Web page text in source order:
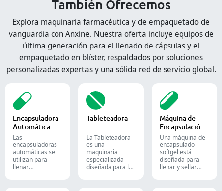
También Ofrecemos
Explora maquinaria farmacéutica y de empaquetado de
vanguardia con Anxine. Nuestra oferta incluye equipos de
última generación para el llenado de cápsulas y el
empaquetado en blíster, respaldados por soluciones
personalizadas expertas y una sólida red de servicio global.
Encapsuladora
Automática
Las
encapsuladoras
automáticas se
utilizan para
llenar
Tableteadora
La Tableteadora
es una
maquinaria
especializada
diseñada para la
Máquina de
Encapsulación
de Softgel
Una máquina de
encapsulado
softgel está
diseñada para
llenar y sellar